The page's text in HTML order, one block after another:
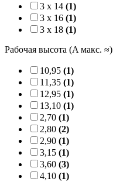
3 x 14 (1)
3 x 16 (1)
3 x 18 (1)
Рабочая высота (A макс. ≈)
10,95 (1)
11,35 (1)
12,95 (1)
13,10 (1)
2,70 (1)
2,80 (2)
2,90 (1)
3,15 (1)
3,60 (3)
4,10 (1)